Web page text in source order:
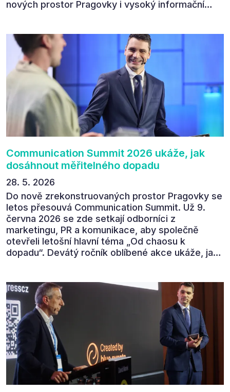
nových prostor Pragovky i vysoký informační
zúčastnit i příštího ročníku. „Příjemná konference,
výborný program, hezké prostory, Daniel Stach
absolutně nejlepší moderátor!!!“ Tak shrnul
Communication Summit jeden z 330 účastníků ve
své zpětné vazbě. Ta potvrdila, co bylo slyšet i
cítit po celý 9. červen v Pragovce – že ročník s
tématem „Od chaosu k dopadu“ se skutečně
povedl.
Communication Summit 2026 ukáže, jak
dosáhnout měřitelného dopadu
28. 5. 2026
Do nově zrekonstruovaných prostor Pragovky se
letos přesouvá Communication Summit. Už 9.
června 2026 se zde setkají odborníci z
marketingu, PR a komunikace, aby společně
otevřeli letošní hlavní téma „Od chaosu k
dopadu“. Devátý ročník oblíbené akce ukáže, jak